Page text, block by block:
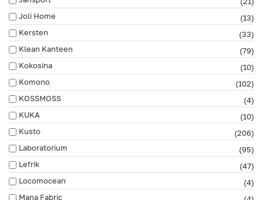
Joli Home
(13)
Kersten
(33)
Klean Kanteen
(79)
Kokosina
(10)
Komono
(102)
KOSSMOSS
(4)
KUKA
(10)
Kusto
(206)
Laboratorium
(95)
Lefrik
(47)
Locomocean
(4)
Mana Fabric